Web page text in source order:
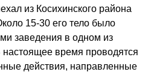
из Косихинского района
15-30 его тело было
заведения в одном из
настоящее время проводятся
действия, направленные